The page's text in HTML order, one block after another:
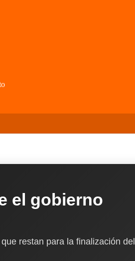
el gobierno
restan para la finalización del